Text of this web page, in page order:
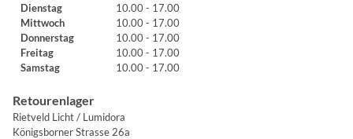
Dienstag
10.00 - 17.00
Mittwoch
10.00 - 17.00
Donnerstag
10.00 - 17.00
Freitag
10.00 - 17.00
Samstag
10.00 - 17.00
Retourenlager
Rietveld Licht / Lumidora
Königsborner Strasse 26a